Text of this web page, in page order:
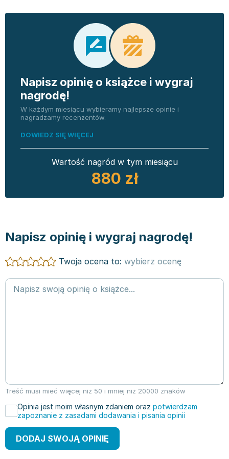
Napisz opinię o książce i wygraj
nagrodę!
W każdym miesiącu wybieramy najlepsze opinie i
nagradzamy recenzentów.
DOWIEDZ SIĘ WIĘCEJ
Wartość nagród w tym miesiącu
880 zł
Napisz opinię i wygraj nagrodę!
Twoja ocena to: wybierz ocenę
Treść musi mieć więcej niż 50 i mniej niż 20000 znaków
Opinia jest moim własnym zdaniem oraz potwierdzam
zapoznanie z zasadami dodawania i pisania opinii
DODAJ SWOJĄ OPINIĘ